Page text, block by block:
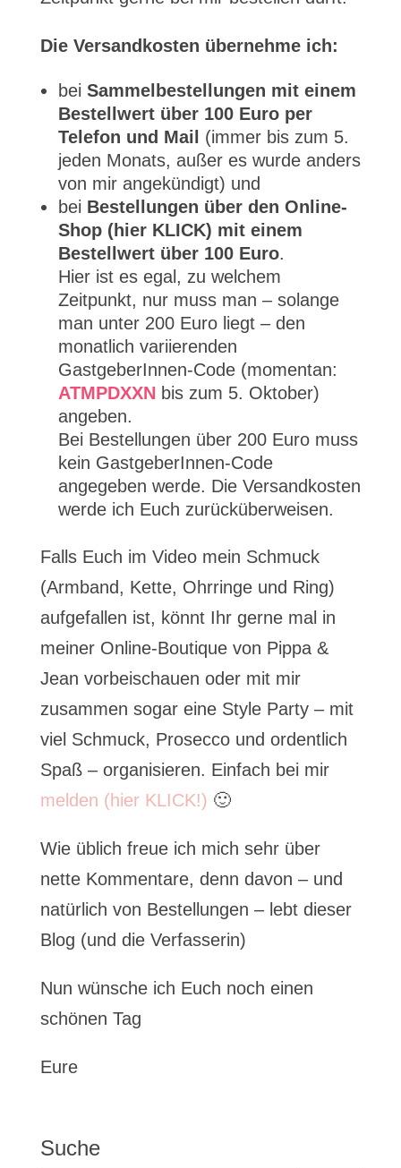
Die Versandkosten übernehme ich:
bei Sammelbestellungen mit einem
Bestellwert über 100 Euro per
Telefon und Mail
(immer bis zum 5.
jeden Monats, außer es wurde anders
von mir angekündigt) und
bei Bestellungen über den Online-
Shop (hier KLICK) mit einem
Bestellwert über 100 Euro.
Hier ist es egal, zu welchem
Zeitpunkt, nur muss man – solange
man unter 200 Euro liegt – den
monatlich variierenden
GastgeberInnen-Code (momentan:
ATMPDXXN bis zum 5. Oktober)
angeben.
Bei Bestellungen über 200 Euro muss
kein GastgeberInnen-Code
angegeben werde. Die Versandkosten
werde ich Euch zurücküberweisen.
Falls Euch im Video mein Schmuck
(Armband, Kette, Ohrringe und Ring)
aufgefallen ist, könnt Ihr gerne mal in
meiner Online-Boutique von Pippa &
Jean vorbeischauen oder mit mir
zusammen sogar eine Style Party – mit
viel Schmuck, Prosecco und ordentlich
Spaß – organisieren. Einfach bei mir
melden (hier KLICK!) 🙂
Wie üblich freue ich mich sehr über
nette Kommentare, denn davon – und
natürlich von Bestellungen – lebt dieser
Blog (und die Verfasserin)
Nun wünsche ich Euch noch einen
schönen Tag
Eure
Suche